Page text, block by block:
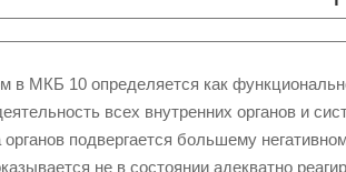
в МКБ 10 определяется как
всех внутренних органов и
подвергается большему
не в состоянии адекватно